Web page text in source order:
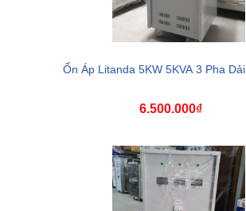
Ổn Áp Litanda 5KW 5KVA 3 Pha Dải
6.500.000₫